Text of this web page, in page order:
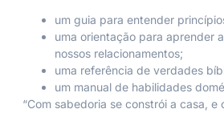
um guia para entender
uma orientação para aprender
nossos relacionamentos;
uma referência de verdades
um manual de habilidades
“Com sabedoria se constrói a casa, e